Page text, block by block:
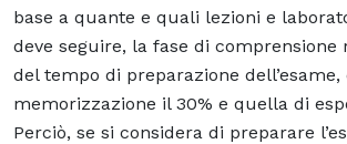
base a quante e quali lezioni e
deve seguire, la fase di comprensione
del tempo di preparazione
memorizzazione il 30% e quella di
Perciò, se si considera di preparare